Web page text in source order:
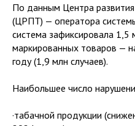
По данным Центра
(ЦРПТ) — оператора
система зафиксировала
маркированных товаров —
году (1,9 млн случаев).
Наибольшее число
·табачной продукции